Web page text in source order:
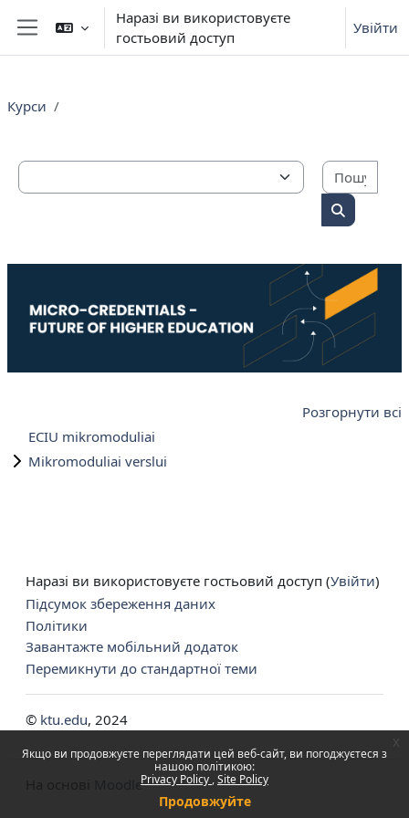
Перейти до головного вмісту
Якщо ви продовжуєте переглядати цей веб-сайт, ви погоджуєтеся з
нашою політикою:
Privacy Policy Site Policy
Продовжуйте
Бокова панель
Наразі ви використовуєте
гостьовий доступ
Увійти
Курси
Категорії курсів
Пошук
Розгорнути всі
ECIU mikromoduliai
Mikromoduliai verslui
Наразі ви використовуєте гостьовий доступ (Увійти)
Підсумок збереження даних
Політики
Завантажте мобільний додаток
Перемикнути до стандартної теми
© ktu.edu, 2024
Moodle